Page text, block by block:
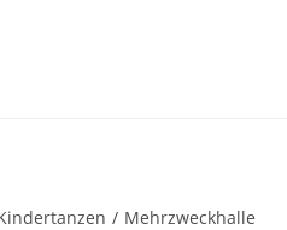
/ Mehrzweckhalle